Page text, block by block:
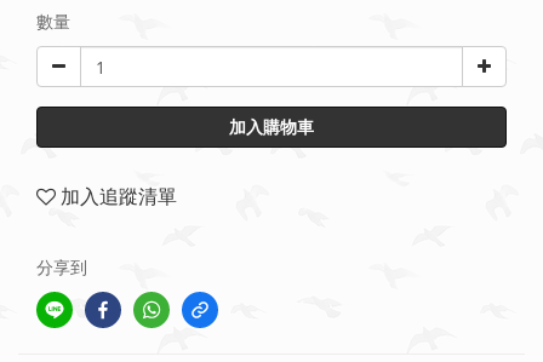
數量
加入購物車
加入追蹤清單
分享到